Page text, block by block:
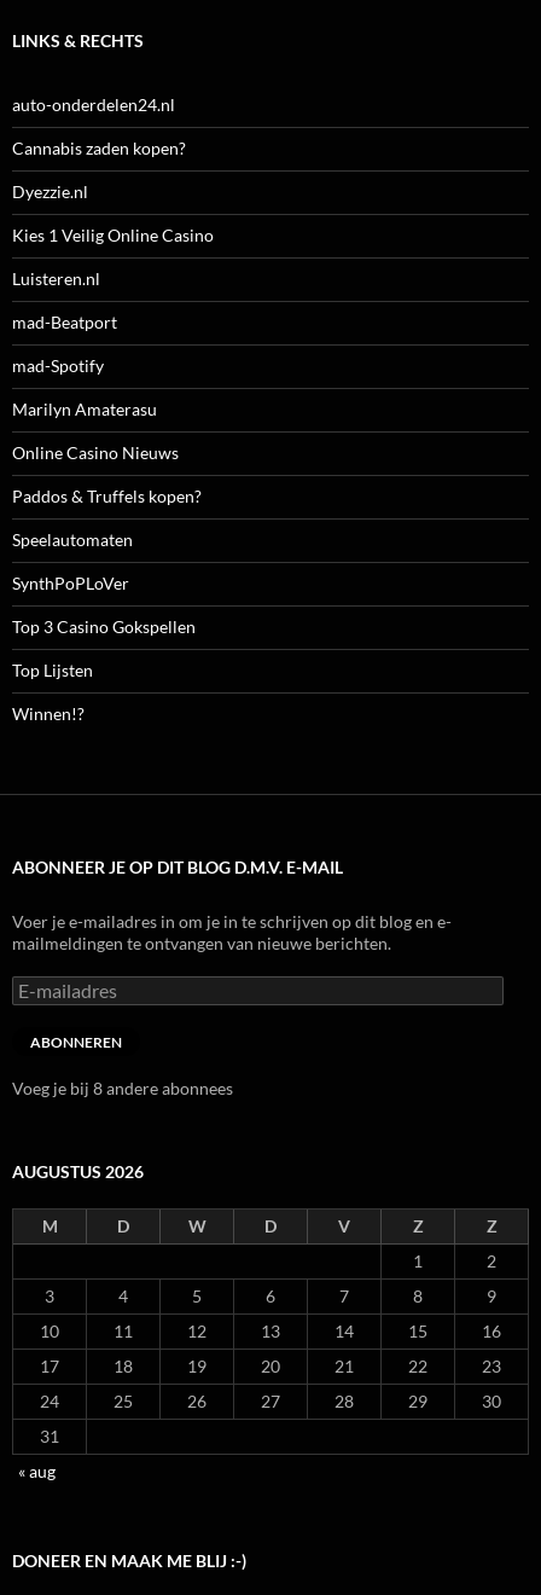
LINKS & RECHTS
auto-onderdelen24.nl
Cannabis zaden kopen?
Dyezzie.nl
Kies 1 Veilig Online Casino
Luisteren.nl
mad-Beatport
mad-Spotify
Marilyn Amaterasu
Online Casino Nieuws
Paddos & Truffels kopen?
Speelautomaten
SynthPoPLoVer
Top 3 Casino Gokspellen
Top Lijsten
Winnen!?
ABONNEER JE OP DIT BLOG D.M.V. E-MAIL
Voer je e-mailadres in om je in te schrijven op dit blog en e-
mailmeldingen te ontvangen van nieuwe berichten.
E-
mailadres
ABONNEREN
Voeg je bij 8 andere abonnees
AUGUSTUS 2026
M D W D V Z
Z
1
2
3
4 5 6 7 8
9
10
11 12 13 14 15
16
17
18 19 20 21 22
23
24
25 26 27 28 29
30
31
« aug
DONEER EN MAAK ME BLIJ :-)